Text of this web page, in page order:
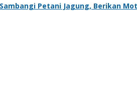
Petani Jagung, Berikan